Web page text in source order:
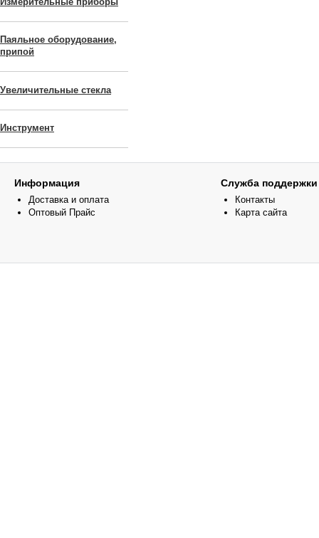
Паяльное оборудование,
припой
Увеличительные стекла
Инструмент
Информация
Доставка и оплата
Оптовый Прайс
Служба поддержки
Контакты
Карта сайта